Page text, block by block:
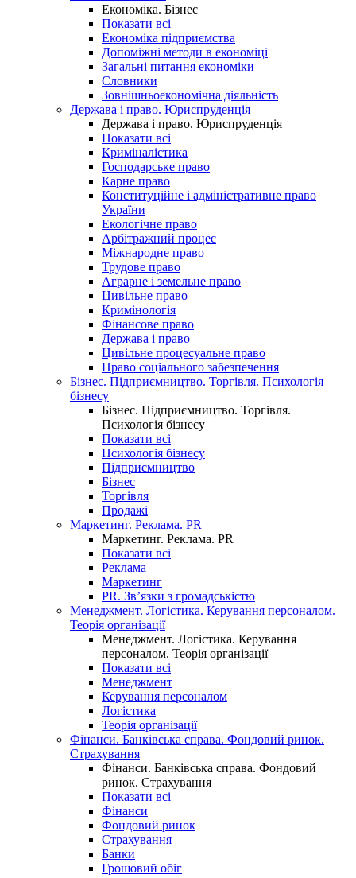
Економіка. Бізнес
Показати всі
Економіка підприємства
Допоміжні методи в економіці
Загальні питання економіки
Словники
Зовнішньоекономічна діяльність
Держава і право. Юриспруденція
Держава і право. Юриспруденція
Показати всі
Криміналістика
Господарське право
Карне право
Конституційне і адміністративне право
України
Екологічне право
Арбітражний процес
Міжнародне право
Трудове право
Аграрне і земельне право
Цивільне право
Кримінологія
Фінансове право
Держава і право
Цивільне процесуальне право
Право соціального забезпечення
Бізнес. Підприємництво. Торгівля. Психологія
бізнесу
Бізнес. Підприємництво. Торгівля.
Психологія бізнесу
Показати всі
Психологія бізнесу
Підприємництво
Бізнес
Торгівля
Продажі
Маркетинг. Реклама. PR
Маркетинг. Реклама. PR
Показати всі
Реклама
Маркетинг
PR. Зв’язки з громадськістю
Менеджмент. Логістика. Керування персоналом.
Теорія організації
Менеджмент. Логістика. Керування
персоналом. Теорія організації
Показати всі
Менеджмент
Керування персоналом
Логістика
Теорія організації
Фінанси. Банківська справа. Фондовий ринок.
Страхування
Фінанси. Банківська справа. Фондовий
ринок. Страхування
Показати всі
Фінанси
Фондовий ринок
Страхування
Банки
Грошовий обіг